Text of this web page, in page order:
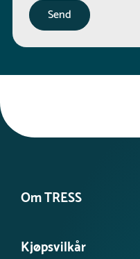
Om TRESS
Kontakt kundeservice
Kjøpsvilkår